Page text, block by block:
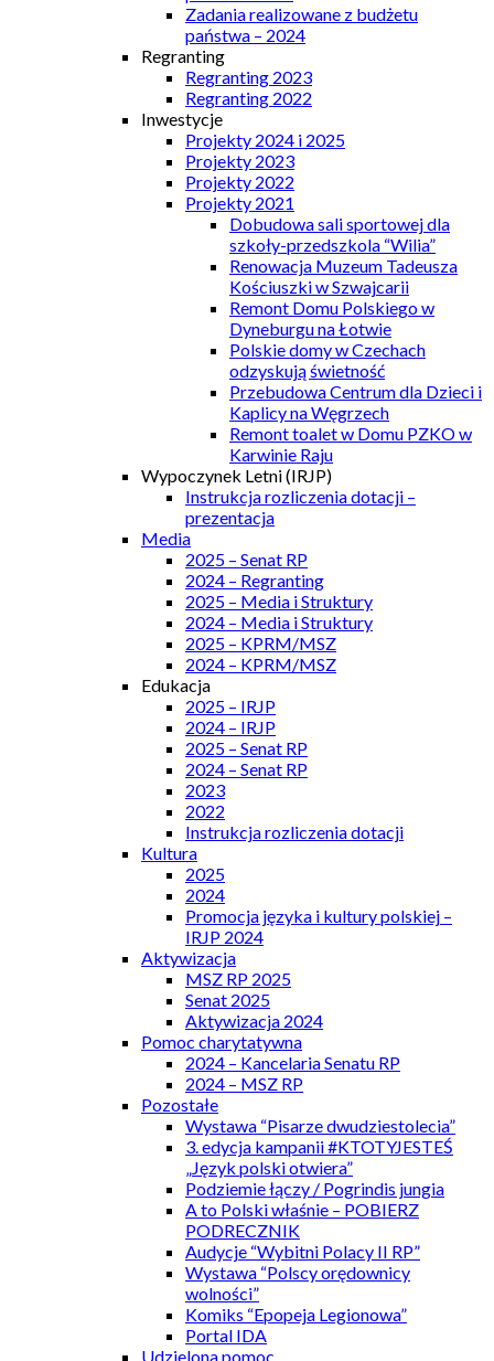
Zadania realizowane z budżetu
państwa – 2024
Regranting
Regranting 2023
Regranting 2022
Inwestycje
Projekty 2024 i 2025
Projekty 2023
Projekty 2022
Projekty 2021
Dobudowa sali sportowej dla
szkoły-przedszkola “Wilia”
Renowacja Muzeum Tadeusza
Kościuszki w Szwajcarii
Remont Domu Polskiego w
Dyneburgu na Łotwie
Polskie domy w Czechach
odzyskują świetność
Przebudowa Centrum dla Dzieci i
Kaplicy na Węgrzech
Remont toalet w Domu PZKO w
Karwinie Raju
Wypoczynek Letni (IRJP)
Instrukcja rozliczenia dotacji –
prezentacja
Media
2025 – Senat RP
2024 – Regranting
2025 – Media i Struktury
2024 – Media i Struktury
2025 – KPRM/MSZ
2024 – KPRM/MSZ
Edukacja
2025 – IRJP
2024 – IRJP
2025 – Senat RP
2024 – Senat RP
2023
2022
Instrukcja rozliczenia dotacji
Kultura
2025
2024
Promocja języka i kultury polskiej –
IRJP 2024
Aktywizacja
MSZ RP 2025
Senat 2025
Aktywizacja 2024
Pomoc charytatywna
2024 – Kancelaria Senatu RP
2024 – MSZ RP
Pozostałe
Wystawa “Pisarze dwudziestolecia”
3. edycja kampanii #KTOTYJESTEŚ
„Język polski otwiera”
Podziemie łączy / Pogrindis jungia
A to Polski właśnie – POBIERZ
PODRECZNIK
Audycje “Wybitni Polacy II RP”
Wystawa “Polscy orędownicy
wolności”
Komiks “Epopeja Legionowa”
Portal IDA
Udzielona pomoc